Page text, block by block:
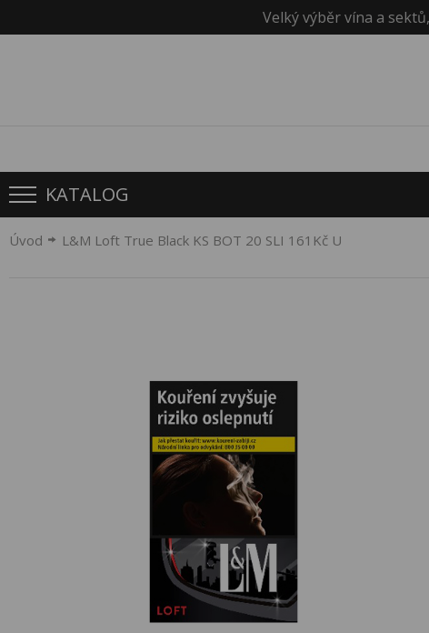
Velký výběr vína a
KATALOG
Úvod L&M Loft True Black KS BOT 20 SLI 161Kč U